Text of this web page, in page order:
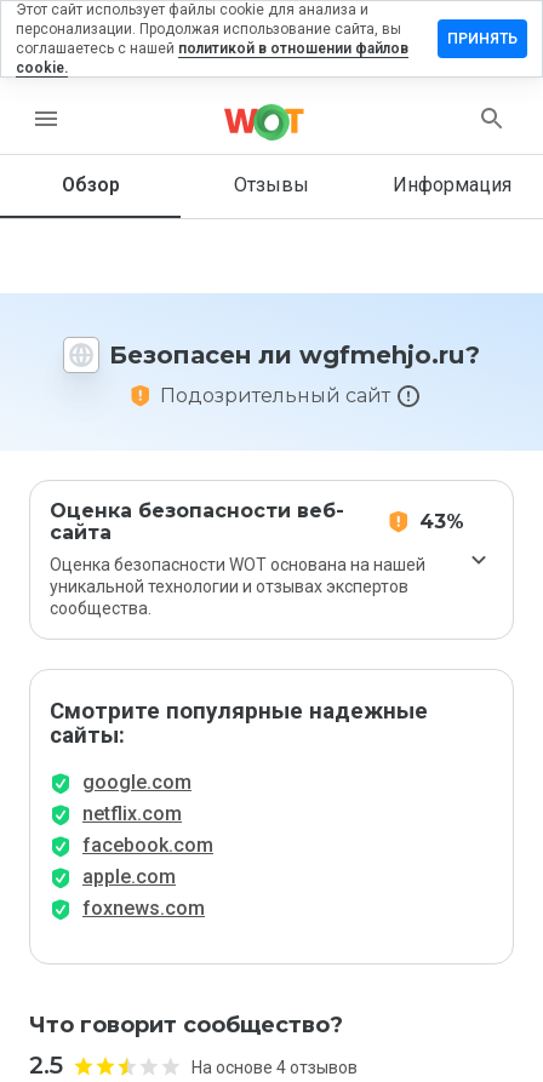
menu
Обзор Отзывы Информация
Безопасен ли wgfmehjo.ru?
Подозрительный сайт
Оценка безопасности веб-
сайта
43%
Оценка безопасности WOT основана на нашей
уникальной технологии и отзывах экспертов
сообщества.
Смотрите популярные надежные
сайты:
google.com
netflix.com
facebook.com
apple.com
foxnews.com
Что говорит сообщество?
2.5 На основе 4 отзывов
на
Как бы
этот
1 до 5?
Этот сайт использует файлы cookie для анализа и
персонализации. Продолжая использование сайта, вы
соглашаетесь с нашей политикой в отношении файлов
cookie.
ПРИНЯТЬ